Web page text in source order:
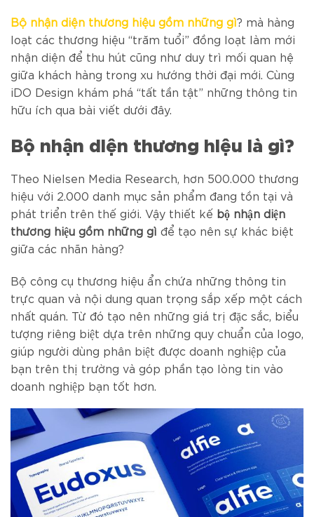
Bộ nhận diện thương hiệu gồm những gì? mà hàng
loạt các thương hiệu “trăm tuổi” đồng loạt làm mới
nhận diện để thu hút cũng như duy trì mối quan hệ
giữa khách hàng trong xu hướng thời đại mới. Cùng
iDO Design khám phá “tất tần tật” những thông tin
hữu ích qua bài viết dưới đây.
Bộ nhận diện thương hiệu là gì?
Theo Nielsen Media Research, hơn 500.000 thương
hiệu với 2.000 danh mục sản phẩm đang tồn tại và
phát triển trên thế giới. Vậy thiết kế bộ nhận diện
thương hiệu gồm những gì để tạo nên sự khác biệt
giữa các nhãn hàng?
Bộ công cụ thương hiệu ẩn chứa những thông tin
trực quan và nội dung quan trọng sắp xếp một cách
nhất quán. Từ đó tạo nên những giá trị đặc sắc, biểu
tượng riêng biệt dựa trên những quy chuẩn của logo,
giúp người dùng phân biệt được doanh nghiệp của
bạn trên thị trường và góp phần tạo lòng tin vào
doanh nghiệp bạn tốt hơn.